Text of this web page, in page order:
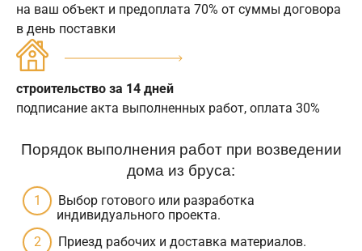
на ваш объект и предоплата 70% от суммы договора
в день поставки
строительство за 14 дней
подписание акта выполненных работ, оплата 30%
Порядок выполнения работ при возведении
дома из бруса:
Выбор готового или разработка
индивидуального проекта.
Приезд рабочих и доставка материалов.